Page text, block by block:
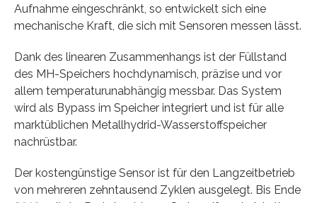
Aufnahme eingeschränkt, so entwickelt sich eine
mechanische Kraft, die sich mit Sensoren messen lässt.
Dank des linearen Zusammenhangs ist der Füllstand
des MH-Speichers hochdynamisch, präzise und vor
allem temperaturunabhängig messbar. Das System
wird als Bypass im Speicher integriert und ist für alle
marktüblichen Metallhydrid-Wasserstoffspeicher
nachrüstbar.
Der kostengünstige Sensor ist für den Langzeitbetrieb
von mehreren zehntausend Zyklen ausgelegt. Bis Ende